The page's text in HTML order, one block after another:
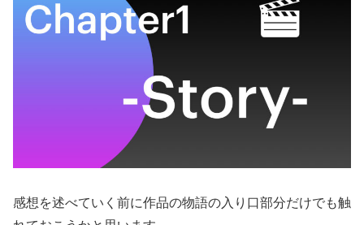
感想を述べていく前に作品の物語の入り口部分だけでも触